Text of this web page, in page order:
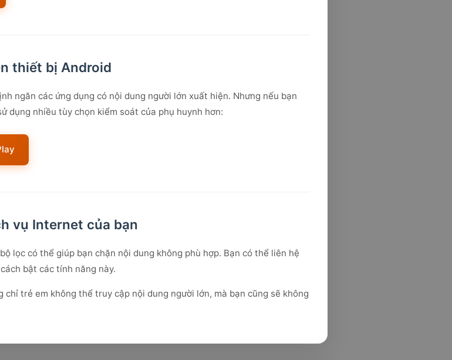
thiết bị Android
ngăn các ứng dụng có nội dung người lớn xuất hiện. Nhưng nếu bạn
dụng nhiều tùy chọn kiểm soát của phụ huynh hơn:
vụ Internet của bạn
lọc có thể giúp bạn chặn nội dung không phù hợp. Bạn có thể liên hệ
bật các tính năng này.
chỉ trẻ em không thể truy cập nội dung người lớn, mà bạn cũng sẽ không